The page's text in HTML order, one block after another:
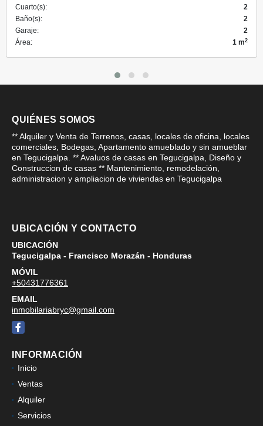
Cuarto(s):
2
Baño(s):
2
Garaje:
2
Área:
1 m2
QUIÉNES SOMOS
** Alquiler y Venta de Terrenos, casas, locales de oficina, locales
comerciales, Bodegas, Apartamento amueblado y sin amueblar
en Tegucigalpa. ** Avaluos de casas en Tegucigalpa, Diseño y
Construccion de casas ** Mantenimiento, remodelación,
administracion y ampliacion de viviendas en Tegucigalpa
UBICACIÓN Y CONTACTO
UBICACIÓN
Tegucigalpa - Francisco Morazán - Honduras
MÓVIL
+50431776361
EMAIL
inmobilariabryc@gmail.com
Facebook
INFORMACIÓN
Inicio
Ventas
Alquiler
Servicios